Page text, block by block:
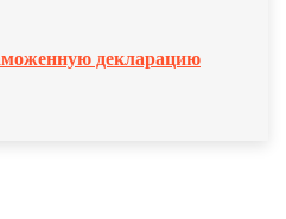
декларацию